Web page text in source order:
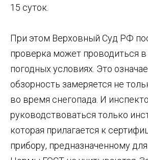
15 суток.
При этом Верховный Суд РФ
проверка может проводиться
погодных условиях. Это
обзорность замеряется не
во время снегопада. И
руководствоваться только
которая прилагается к
прибору, предназначенному